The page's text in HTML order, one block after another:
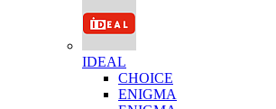
IDEAL
CHOICE
ENIGMA